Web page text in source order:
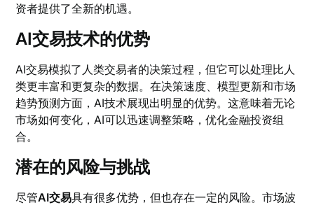
资者提供了全新的机遇。
AI交易技术的优势
AI交易模拟了人类交易者的决策过程，但它可以处理比人
类更丰富和更复杂的数据。在决策速度、模型更新和市场
趋势预测方面，AI技术展现出明显的优势。这意味着无论
市场如何变化，AI可以迅速调整策略，优化金融投资组
合。
潜在的风险与挑战
尽管AI交易具有很多优势，但也存在一定的风险。市场波